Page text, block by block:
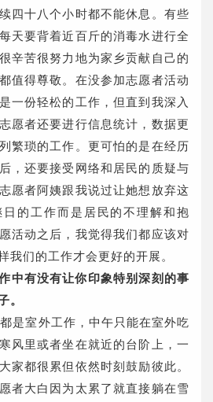
四十八个小时都不能休息。有些
天要背着近百斤的消毒水进行全
辛苦很努力地为家乡贡献自己的
值得尊敬。在没参加志愿者活动
一份轻松的工作，但直到我深入
愿者还要进行信息统计，数据更
繁琐的工作。更可怕的是在经历
，还要接受网络和居民的质疑与
愿者阿姨跟我说过让她想放弃这
的工作而是居民的不理解和抱
活动之后，我觉得我们都应该对
我们的工作才会更好的开展。
中有没有让你印象特别深刻的事
。
是室外工作，中午只能在室外吃
风里或者坐在就近的台阶上，一
家都很累但依然时刻鼓励彼此。
者大白因为太累了就直接躺在雪